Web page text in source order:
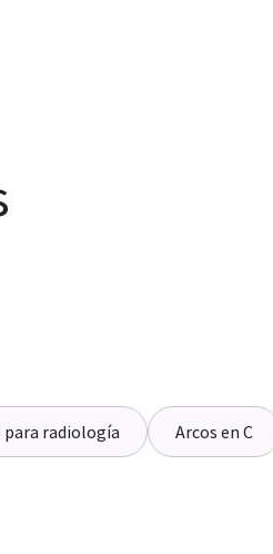
para radiología Arcos en C